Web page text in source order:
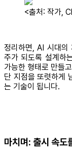
<출처: 작가,
정리하면, AI 시대의
주가 되도록 설계하
가능한 형태로 만들
단 지점을 또렷하게
는 기술이 됩니다.
마치며: 출시 속도